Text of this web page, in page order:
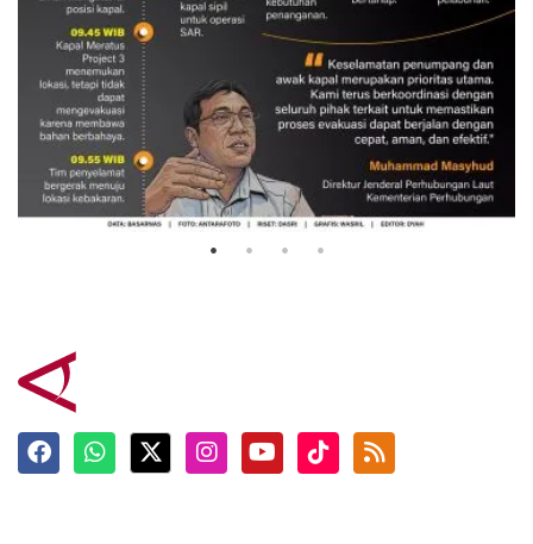
Evakuasi korban kebakaran KM
Mutiara Sentosa 2
3 Agustus 2026